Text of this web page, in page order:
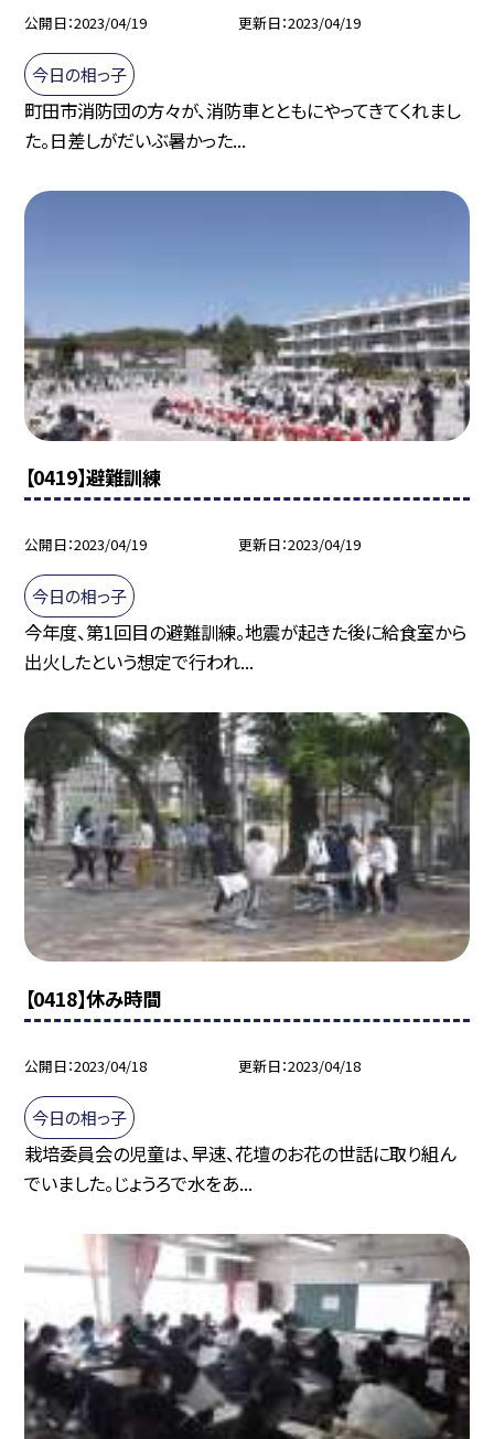
公開日 2023/04/19 更新日 2023/04/19
今日の相っ子
町田市消防団の方々が、消防車とともにやってきてくれまし
た。日差しがだいぶ暑かった...
【0419】避難訓練
公開日 2023/04/19 更新日 2023/04/19
今日の相っ子
今年度、第1回目の避難訓練。地震が起きた後に給食室から
出火したという想定で行われ...
【0418】休み時間
公開日 2023/04/18 更新日 2023/04/18
今日の相っ子
栽培委員会の児童は、早速、花壇のお花の世話に取り組ん
でいました。じょうろで水をあ...